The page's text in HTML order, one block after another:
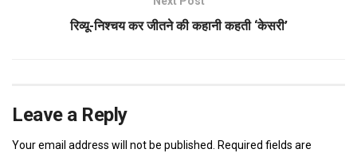
रिव्यू-निश्चय कर जीतने की कहानी कहती ‘केसरी’
Leave a Reply
Your email address will not be published. Required fields are